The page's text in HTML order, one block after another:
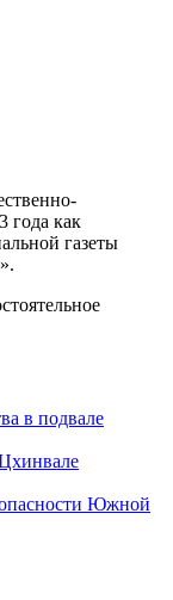
года как
газеты
в подвале
Южной